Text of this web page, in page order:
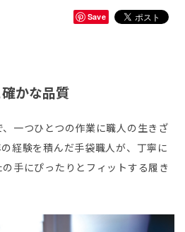
Save
かな品質
一つひとつの作業に職人の生きざ
経験を積んだ手袋職人が、丁寧に
手にぴったりとフィットする履き